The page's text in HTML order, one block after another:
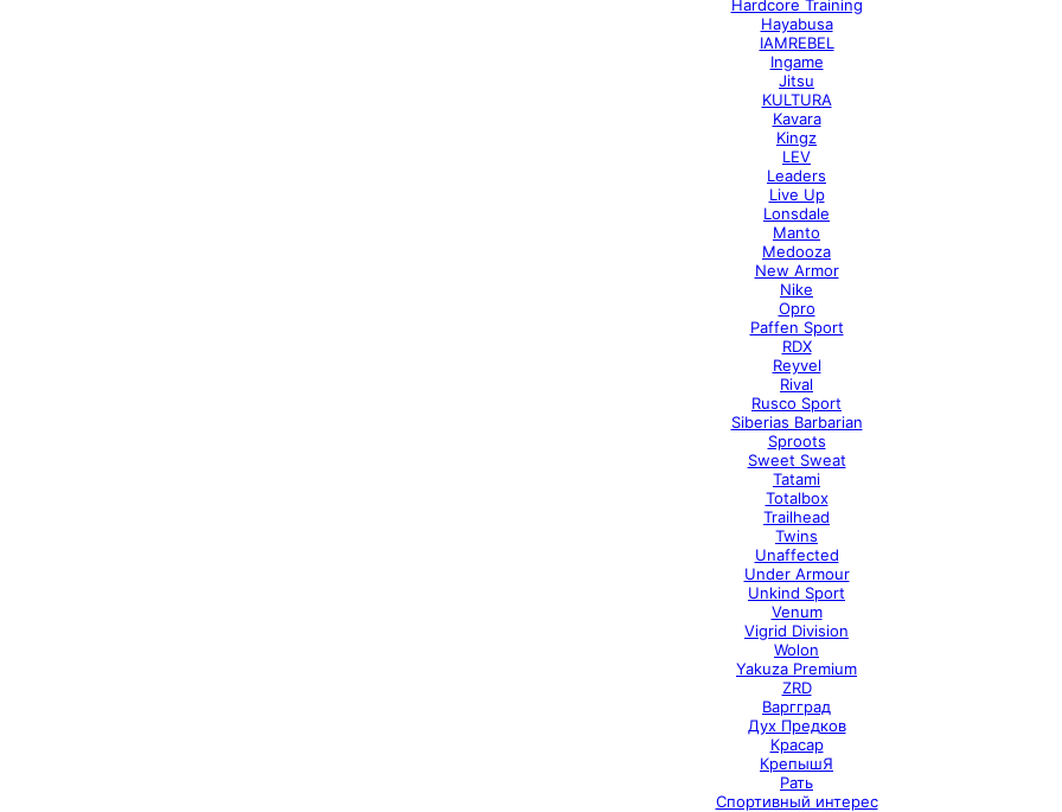
Hardcore Training
Hayabusa
IAMREBEL
Ingame
Jitsu
KULTURA
Kavara
Kingz
LEV
Leaders
Live Up
Lonsdale
Manto
Medooza
New Armor
Nike
Opro
Paffen Sport
RDX
Reyvel
Rival
Rusco Sport
Siberias Barbarian
Sproots
Sweet Sweat
Tatami
Totalbox
Trailhead
Twins
Unaffected
Under Armour
Unkind Sport
Venum
Vigrid Division
Wolon
Yakuza Premium
ZRD
Варгград
Дух Предков
Красар
КрепышЯ
Рать
Спортивный интерес